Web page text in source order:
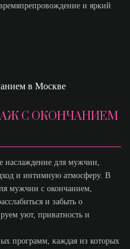
и яркий
С ОКОНЧАНИЕМ
наслаждение для мужчин,
и интимную атмосферу. В
мужчин с окончанием,
и забыть о
уют, приватность и
программ, каждая из которых